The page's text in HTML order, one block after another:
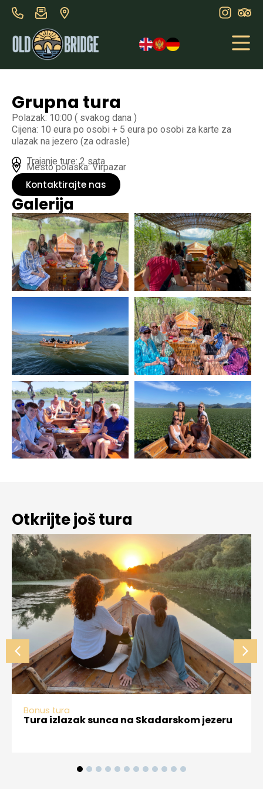
Grupna tura
Polazak: 10:00 ( svakog dana )
Cijena: 10 eura po osobi + 5 eura po osobi za karte za
ulazak na jezero (za odrasle)
Trajanje ture: 2 sata
Mesto polaska: Virpazar
Kontaktirajte nas
Galerija
Otkrijte još tura
Bonus tura
Tura izlazak sunca na Skadarskom jezeru
4 5 6 7 8 9 10 11 12